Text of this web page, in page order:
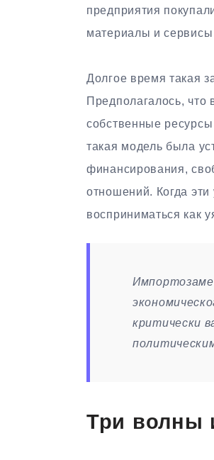
предприятия
материалы и
Долгое время такая
Предполагалось, что
собственные
такая модель была
финансирования,
отношений. Когда
восприниматься как
критически
Три волны